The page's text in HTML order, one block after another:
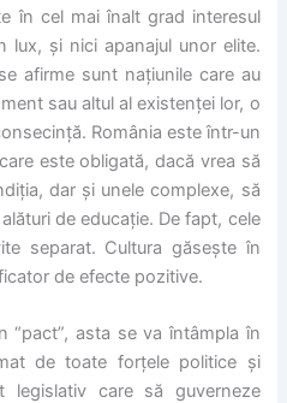
în cel mai înalt grad interesul
lux, și nici apanajul unor elite.
afirme sunt națiunile care au
sau altul al existenței lor, o
România este într-un
este obligată, dacă vrea să
dar și unele complexe, să
de educație. De fapt, cele
separat. Cultura găsește în
de efecte pozitive.
“pact”, asta se va întâmpla în
de toate forțele politice și
legislativ care să guverneze